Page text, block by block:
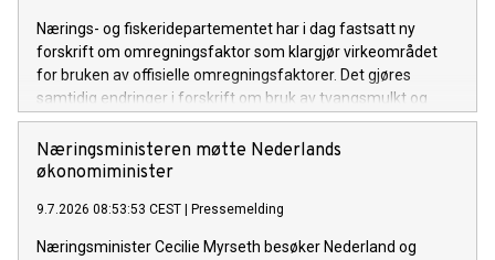
Nærings- og fiskeridepartementet har i dag fastsatt ny
forskrift om omregningsfaktor som klargjør virkeområdet
for bruken av offisielle omregningsfaktorer. Det gjøres
samtidig endringer i forskrift om bruk av tvangsmulkt og
overtredelsesgebyr ved brudd på havressurslova og
deltakerloven, i tråd med sanksjonsreglene i den nye
forskriften.
Næringsministeren møtte Nederlands
økonomiminister
9.7.2026 08:53:53 CEST Pressemelding
Næringsminister Cecilie Myrseth besøker Nederland og